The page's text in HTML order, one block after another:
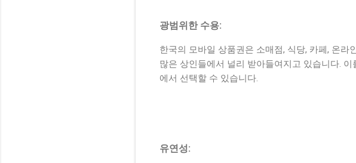
광범위한 수용:
한국의 모바일 상품권은 소매점, 식당, 카페, 온
많은 상인들에서 널리 받아들여지고 있습니다.
에서 선택할 수 있습니다.
유연성: